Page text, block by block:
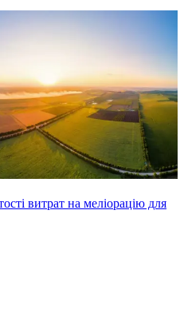
витрат на меліорацію для